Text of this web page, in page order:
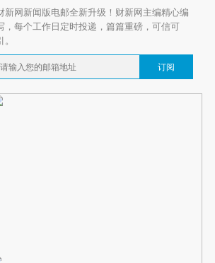
国走私7万
新网新闻版电邮全新升级！财新网主编精心编
，每个工作日定时投递，篇篇重磅，可信可
。
订阅